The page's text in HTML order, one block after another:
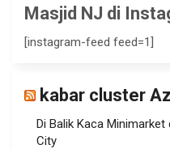
Masjid NJ di
[instagram-feed feed=1]
kabar cluster
Di Balik Kaca Minimarket
City